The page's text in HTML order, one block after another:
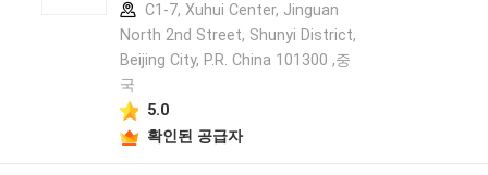
C1-7, Xuhui Center, Jinguan
North 2nd Street, Shunyi District,
Beijing City, P.R. China 101300 ,중
국
5.0
확인된 공급자